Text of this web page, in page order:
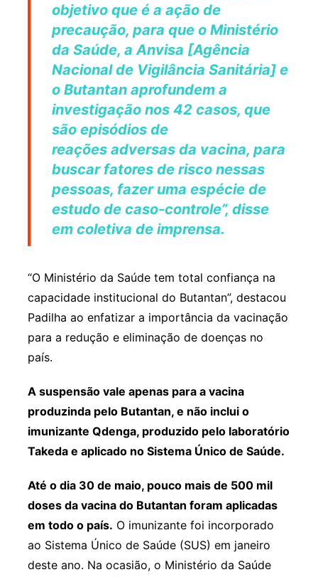
objetivo que é a ação de
precaução, para que o Ministério
da Saúde, a Anvisa [Agência
Nacional de Vigilância Sanitária] e
o Butantan aprofundem a
investigação nos 42 casos, que
são episódios de
reações adversas da vacina, para
buscar fatores de risco nessas
pessoas, fazer uma espécie de
estudo de caso-controle”, disse
em coletiva de imprensa.
“O Ministério da Saúde tem total confiança na
capacidade institucional do Butantan”, destacou
Padilha ao enfatizar a importância da vacinação
para a redução e eliminação de doenças no
país.
A suspensão vale apenas para a vacina
produzinda pelo Butantan, e não inclui o
imunizante Qdenga, produzido pelo laboratório
Takeda e aplicado no Sistema Único de Saúde.
Até o dia 30 de maio, pouco mais de 500 mil
doses da vacina do Butantan foram aplicadas
em todo o país. O imunizante foi incorporado
ao Sistema Único de Saúde (SUS) em janeiro
deste ano. Na ocasião, o Ministério da Saúde